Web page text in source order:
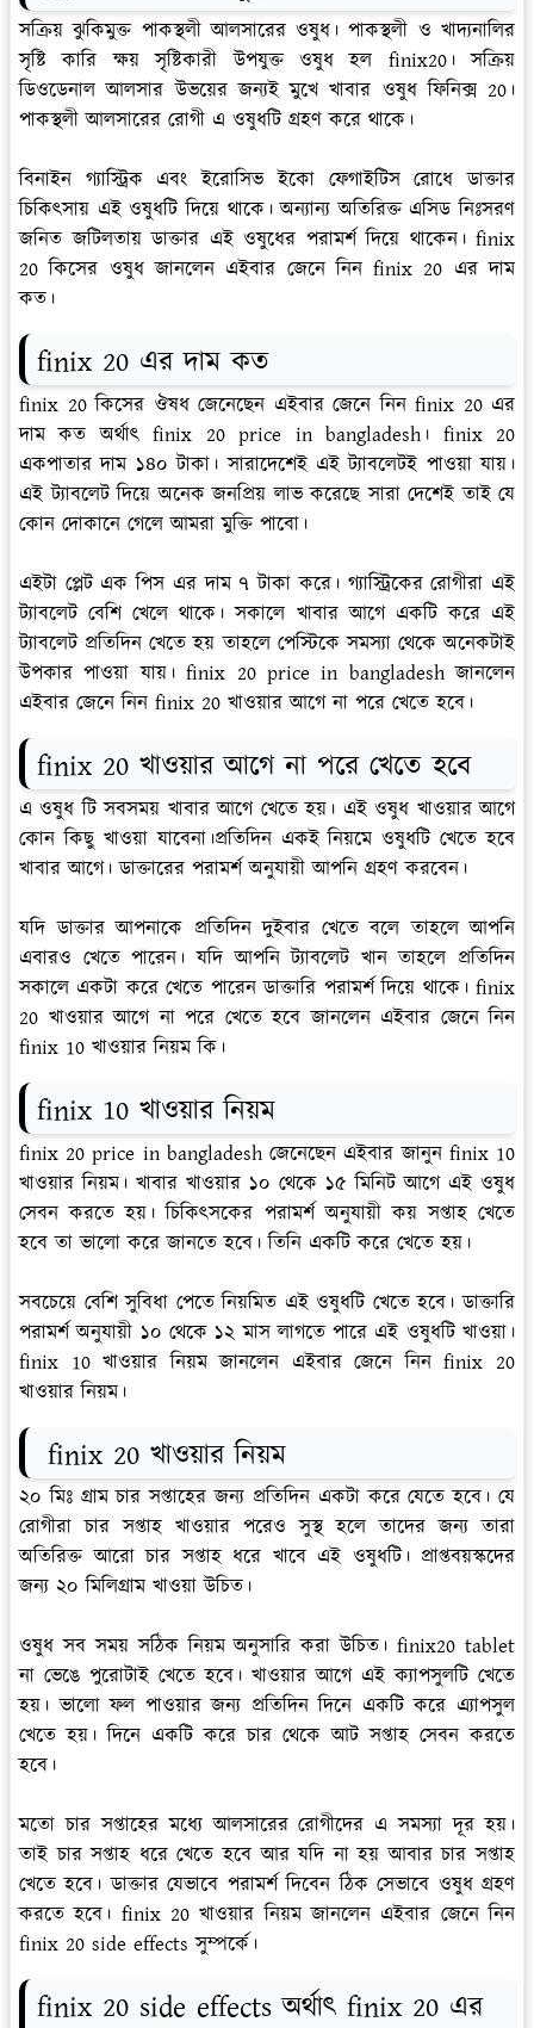
সক্রিয় ঝুকিমুক্ত পাকস্থলী আলসারের ওষুধ। পাকস্থলী ও খাদ্যনালির
সৃষ্টি কারি ক্ষয় সৃষ্টিকারী উপযুক্ত ওষুধ হল finix20। সক্রিয়
ডিওডেনাল আলসার উভয়ের জন্যই মুখে খাবার ওষুধ ফিনিক্স 20।
পাকস্থলী আলসারের রোগী এ ওষুধটি গ্রহণ করে থাকে।
বিনাইন গ্যাস্ট্রিক এবং ইরোসিভ ইকো ফেগাইটিস রোধে ডাক্তার
চিকিৎসায় এই ওষুধটি দিয়ে থাকে। অন্যান্য অতিরিক্ত এসিড নিঃসরণ
জনিত জটিলতায় ডাক্তার এই ওষুধের পরামর্শ দিয়ে থাকেন। finix
20 কিসের ওষুধ জানলেন এইবার জেনে নিন finix 20 এর দাম
কত।
finix 20 এর দাম কত
finix 20 কিসের ঔষধ জেনেছেন এইবার জেনে নিন finix 20 এর
দাম কত অর্থাৎ finix 20 price in bangladesh। finix 20
একপাতার দাম ১৪০ টাকা। সারাদেশেই এই ট্যাবলেটই পাওয়া যায়।
এই ট্যাবলেট দিয়ে অনেক জনপ্রিয় লাভ করেছে সারা দেশেই তাই যে
কোন দোকানে গেলে আমরা মুক্তি পাবো।
এইটা প্লেট এক পিস এর দাম ৭ টাকা করে। গ্যাস্ট্রিকের রোগীরা এই
ট্যাবলেট বেশি খেলে থাকে। সকালে খাবার আগে একটি করে এই
ট্যাবলেট প্রতিদিন খেতে হয় তাহলে পেস্টিকে সমস্যা থেকে অনেকটাই
উপকার পাওয়া যায়। finix 20 price in bangladesh জানলেন
এইবার জেনে নিন finix 20 খাওয়ার আগে না পরে খেতে হবে।
finix 20 খাওয়ার আগে না পরে খেতে হবে
এ ওষুধ টি সবসময় খাবার আগে খেতে হয়। এই ওষুধ খাওয়ার আগে
কোন কিছু খাওয়া যাবেনা।প্রতিদিন একই নিয়মে ওষুধটি খেতে হবে
খাবার আগে। ডাক্তারের পরামর্শ অনুযায়ী আপনি গ্রহণ করবেন।
যদি ডাক্তার আপনাকে প্রতিদিন দুইবার খেতে বলে তাহলে আপনি
এবারও খেতে পারেন। যদি আপনি ট্যাবলেট খান তাহলে প্রতিদিন
সকালে একটা করে খেতে পারেন ডাক্তারি পরামর্শ দিয়ে থাকে। finix
20 খাওয়ার আগে না পরে খেতে হবে জানলেন এইবার জেনে নিন
finix 10 খাওয়ার নিয়ম কি।
finix 10 খাওয়ার নিয়ম
finix 20 price in bangladesh জেনেছেন এইবার জানুন finix 10
খাওয়ার নিয়ম। খাবার খাওয়ার ১০ থেকে ১৫ মিনিট আগে এই ওষুধ
সেবন করতে হয়। চিকিৎসকের পরামর্শ অনুযায়ী কয় সপ্তাহ খেতে
হবে তা ভালো করে জানতে হবে। তিনি একটি করে খেতে হয়।
সবচেয়ে বেশি সুবিধা পেতে নিয়মিত এই ওষুধটি খেতে হবে। ডাক্তারি
পরামর্শ অনুযায়ী ১০ থেকে ১২ মাস লাগতে পারে এই ওষুধটি খাওয়া।
finix 10 খাওয়ার নিয়ম জানলেন এইবার জেনে নিন finix 20
খাওয়ার নিয়ম।
finix 20 খাওয়ার নিয়ম
২০ মিঃ গ্রাম চার সপ্তাহের জন্য প্রতিদিন একটা করে যেতে হবে। যে
রোগীরা চার সপ্তাহ খাওয়ার পরেও সুস্থ হলে তাদের জন্য তারা
অতিরিক্ত আরো চার সপ্তাহ ধরে খাবে এই ওষুধটি। প্রাপ্তবয়স্কদের
জন্য ২০ মিলিগ্রাম খাওয়া উচিত।
ওষুধ সব সময় সঠিক নিয়ম অনুসারি করা উচিত। finix20 tablet
না ভেঙে পুরোটাই খেতে হবে। খাওয়ার আগে এই ক্যাপসুলটি খেতে
হয়। ভালো ফল পাওয়ার জন্য প্রতিদিন দিনে একটি করে এ্যাপসুল
খেতে হয়। দিনে একটি করে চার থেকে আট সপ্তাহ সেবন করতে
হবে।
মতো চার সপ্তাহের মধ্যে আলসারের রোগীদের এ সমস্যা দূর হয়।
তাই চার সপ্তাহ ধরে খেতে হবে আর যদি না হয় আবার চার সপ্তাহ
খেতে হবে। ডাক্তার যেভাবে পরামর্শ দিবেন ঠিক সেভাবে ওষুধ গ্রহণ
করতে হবে। finix 20 খাওয়ার নিয়ম জানলেন এইবার জেনে নিন
finix 20 side effects সুম্পর্কে।
finix 20 side effects অর্থাৎ finix 20 এর